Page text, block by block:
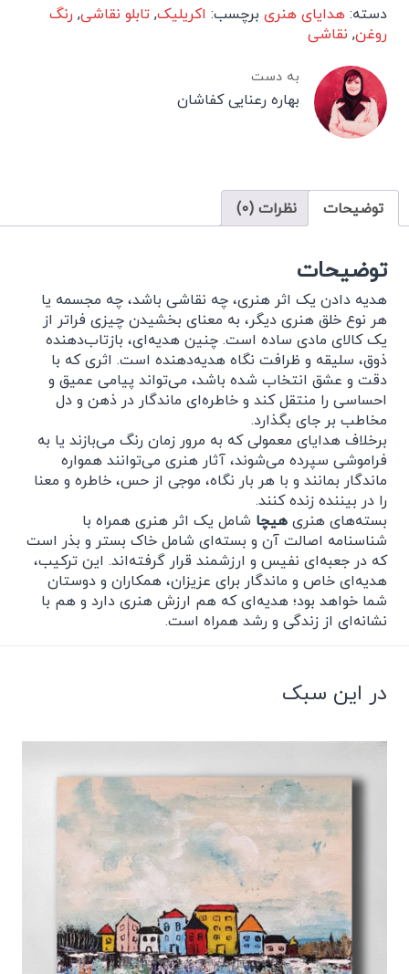
دسته:هدایای هنری برچسب: اکریلیک,تابلو نقاشی, رنگ
روغن, نقاشی
به دست
بهاره رعنایی کفاشان
توضیحات نظرات (0)
توضیحات
هدیه دادن یک اثر هنری، چه نقاشی باشد، چه مجسمه یا
هر نوع خلق هنری دیگر، به معنای بخشیدن چیزی فراتر از
یک کالای مادی ساده است. چنین هدیه‌ای، بازتاب‌دهنده
ذوق، سلیقه و ظرافت نگاه هدیه‌دهنده است. اثری که با
دقت و عشق انتخاب شده باشد، می‌تواند پیامی عمیق و
احساسی را منتقل کند و خاطره‌ای ماندگار در ذهن و دل
مخاطب بر جای بگذارد.
برخلاف هدایای معمولی که به مرور زمان رنگ می‌بازند یا به
فراموشی سپرده می‌شوند، آثار هنری می‌توانند همواره
ماندگار بمانند و با هر بار نگاه، موجی از حس، خاطره و معنا
را در بیننده زنده کنند.
بسته‌های هنریهیچا شامل یک اثر هنری همراه با
شناسنامه اصالت آن و بسته‌ای شامل خاک بستر و بذر است
که در جعبه‌ای نفیس و ارزشمند قرار گرفته‌اند. این ترکیب،
هدیه‌ای خاص و ماندگار برای عزیزان، همکاران و دوستان
شما خواهد بود؛ هدیه‌ای که هم ارزش هنری دارد و هم با
نشانه‌ای از زندگی و رشد همراه است.
در این سبک